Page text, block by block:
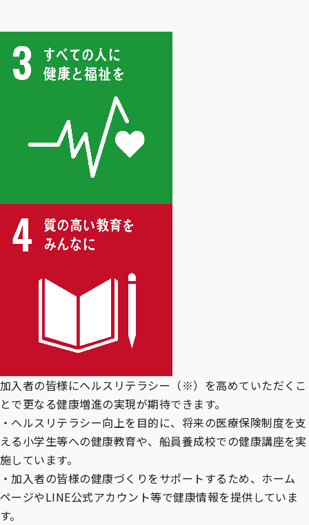
加入者の皆様にヘルスリテラシー（※）を高めていただくこ
とで更なる健康増進の実現が期待できます。
・ヘルスリテラシー向上を目的に、将来の医療保険制度を支
える小学生等への健康教育や、船員養成校での健康講座を実
施しています。
・加入者の皆様の健康づくりをサポートするため、ホーム
ページやLINE公式アカウント等で健康情報を提供していま
す。